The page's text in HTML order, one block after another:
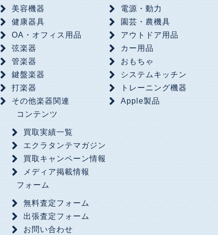
美容機器
健康器具
OA・オフィス用品
弦楽器
管楽器
鍵盤楽器
打楽器
その他楽器関連
電源・動力
園芸・農機具
アウトドア用品
カー用品
おもちゃ
システムキッチン
トレーニング機器
Apple製品
コンテンツ
買取実績一覧
エクラタンテマガジン
買取キャンペーン情報
メディア掲載情報
フォーム
無料査定フォーム
出張査定フォーム
お問い合わせ